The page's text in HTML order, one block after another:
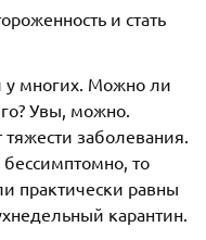
и стать
у многих. Можно ли
Увы, можно.
тяжести заболевания.
то
практически равны
карантин.